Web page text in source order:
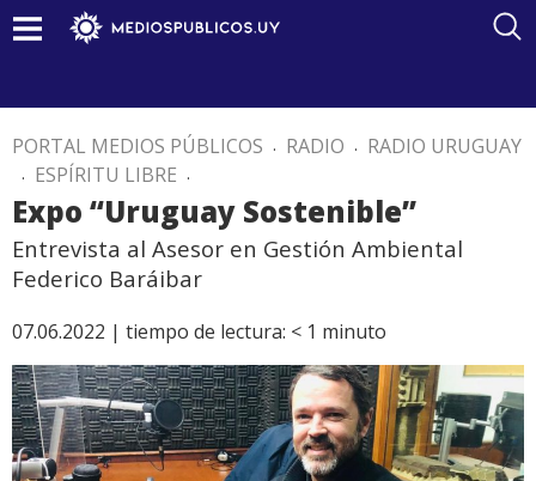
PORTAL MEDIOS PÚBLICOS . RADIO . RADIO URUGUAY
. ESPÍRITU LIBRE .
Expo “Uruguay Sostenible”
Entrevista al Asesor en Gestión Ambiental
Federico Baráibar
07.06.2022 | tiempo de lectura: < 1 minuto